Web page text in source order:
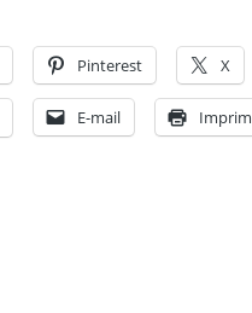
Pinterest X
E-mail